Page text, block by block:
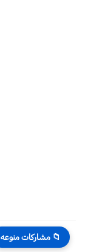
📁 مشاركات منوعه